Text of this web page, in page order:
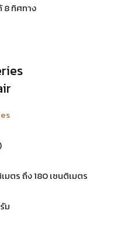
8 ทิศทาง
มตร ถึง 180 เซนติเมตร
ม